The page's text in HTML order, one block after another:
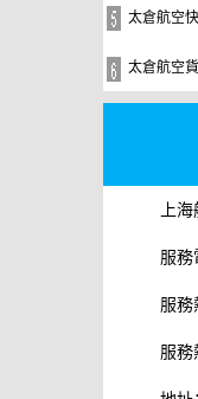
太倉航空
太倉航空
上
服
服
服